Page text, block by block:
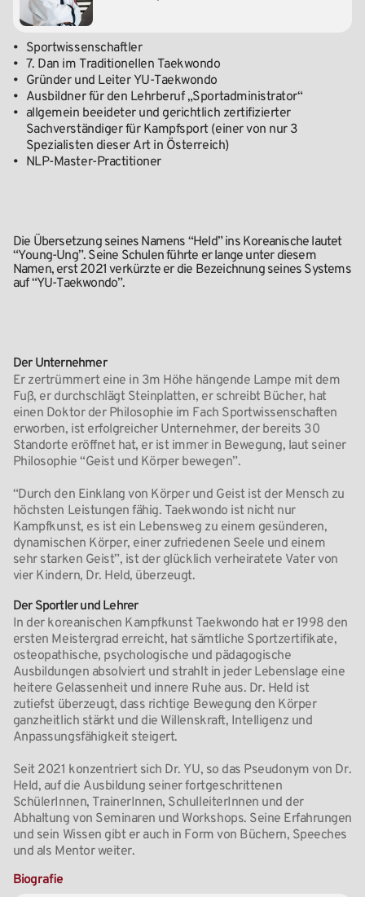
• Sportwissenschaftler
• 7. Dan im Traditionellen Taekwondo
• Gründer und Leiter YU-Taekwondo
• Ausbildner für den Lehrberuf „Sportadministrator“
• allgemein beeideter und gerichtlich zertifizierter
Sachverständiger für Kampfsport (einer von nur 3
Spezialisten dieser Art in Österreich)
• NLP-Master-Practitioner
Die Übersetzung seines Namens “Held” ins Koreanische lautet
“Young-Ung”. Seine Schulen führte er lange unter diesem
Namen, erst 2021 verkürzte er die Bezeichnung seines Systems
auf “YU-Taekwondo”.
Der Unternehmer
Er zertrümmert eine in 3m Höhe hängende Lampe mit dem
Fuß, er durchschlägt Steinplatten, er schreibt Bücher, hat
einen Doktor der Philosophie im Fach Sportwissenschaften
erworben, ist erfolgreicher Unternehmer, der bereits 30
Standorte eröffnet hat, er ist immer in Bewegung, laut seiner
Philosophie “Geist und Körper bewegen”.
“Durch den Einklang von Körper und Geist ist der Mensch zu
höchsten Leistungen fähig. Taekwondo ist nicht nur
Kampfkunst, es ist ein Lebensweg zu einem gesünderen,
dynamischen Körper, einer zufriedenen Seele und einem
sehr starken Geist”, ist der glücklich verheiratete Vater von
vier Kindern, Dr. Held, überzeugt.
Der Sportler und Lehrer
In der koreanischen Kampfkunst Taekwondo hat er 1998 den
ersten Meistergrad erreicht, hat sämtliche Sportzertifikate,
osteopathische, psychologische und pädagogische
Ausbildungen absolviert und strahlt in jeder Lebenslage eine
heitere Gelassenheit und innere Ruhe aus. Dr. Held ist
zutiefst überzeugt, dass richtige Bewegung den Körper
ganzheitlich stärkt und die Willenskraft, Intelligenz und
Anpassungsfähigkeit steigert.
Seit 2021 konzentriert sich Dr. YU, so das Pseudonym von Dr.
Held, auf die Ausbildung seiner fortgeschrittenen
SchülerInnen, TrainerInnen, SchulleiterInnen und der
Abhaltung von Seminaren und Workshops. Seine Erfahrungen
und sein Wissen gibt er auch in Form von Büchern, Speeches
und als Mentor weiter.
Biografie